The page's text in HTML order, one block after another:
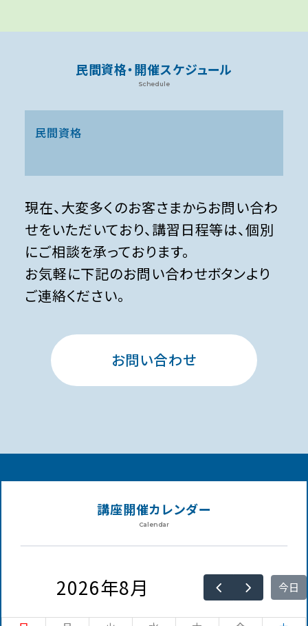
民間資格・開催スケジュール
Schedule
民間資格
現在、大変多くのお客さまからお問い合わ
せをいただいており、講習日程等は、個別
にご相談を承っております。
お気軽に下記のお問い合わせボタンより
ご連絡ください。
お問い合わせ
講座開催カレンダー
Calendar
2026年8月 今日